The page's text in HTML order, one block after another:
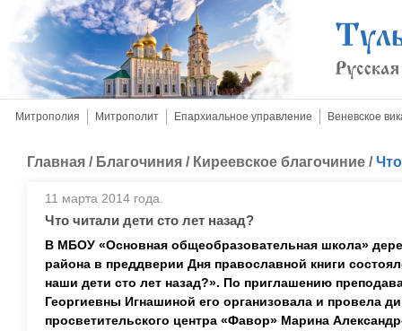
Митрополия Митрополит Епархиальное управление Веневское
Главная / Благочиния / Киреевское благочиние /
11 марта 2014 года.
Что читали дети сто лет назад?
В МБОУ «Основная общеобразовательная школа»
района в преддверии Дня православной книги
наши дети сто лет назад?». По приглашению
Георгиевны Игнашиной его организовала и провела
просветительского центра «Фавор» Марина